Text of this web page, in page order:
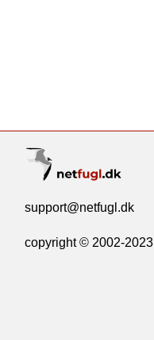
support@netfugl.dk
copyright © 2002-2023